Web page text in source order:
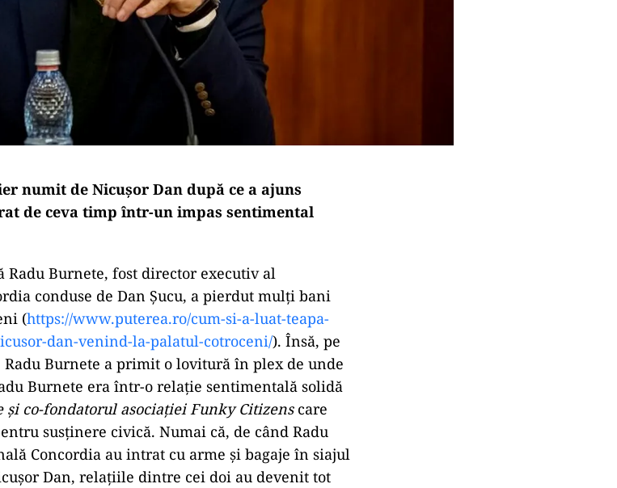
numit de Nicușor Dan după ce a ajuns
de ceva timp într-un impas sentimental
Radu Burnete, fost director executiv al
conduse de Dan Șucu, a pierdut mulți bani
(https://www.puterea.ro/cum-si-a-luat-teapa-
dan-venind-la-palatul-cotroceni/). Însă, pe
Burnete a primit o lovitură în plex de unde
Burnete era într-o relație sentimentală solidă
şi co-fondatorul asociaţiei Funky Citizens care
susținere civică. Numai că, de când Radu
Concordia au intrat cu arme și bagaje în siajul
Dan, relațiile dintre cei doi au devenit tot